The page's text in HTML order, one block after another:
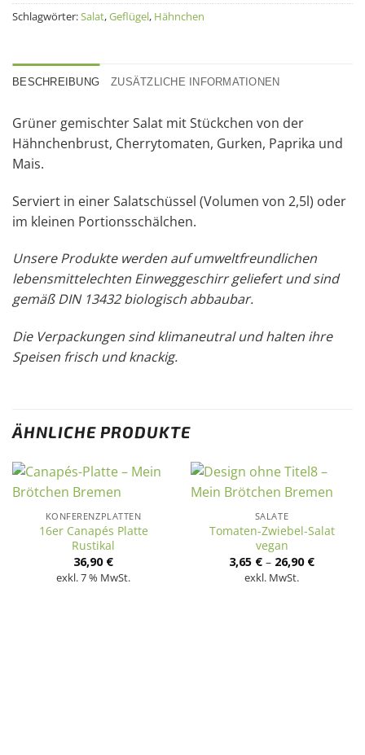
Schlagwörter:Salat,Geflügel, Hähnchen
BESCHREIBUNG ZUSÄTZLICHE INFORMATIONEN
Grüner gemischter Salat mit Stückchen von der
Hähnchenbrust, Cherrytomaten, Gurken, Paprika und
Mais.
Serviert in einer Salatschüssel (Volumen von 2,5l) oder
im kleinen Portionsschälchen.
Unsere Produkte werden auf umweltfreundlichen
lebensmittelechten Einweggeschirr geliefert und sind
gemäß DIN 13432 biologisch abbaubar.
Die Verpackungen sind klimaneutral und halten ihre
Speisen frisch und knackig.
ÄHNLICHE PRODUKTE
KONFERENZPLATTEN
16er Canapés Platte
Rustikal
36,90 €
exkl. 7 % MwSt.
SALATE
Tomaten-Zwiebel-Salat
vegan
3,65 € – 26,90 €
exkl. MwSt.